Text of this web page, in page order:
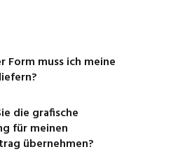
Form muss ich meine
die grafische
für meinen
übernehmen?